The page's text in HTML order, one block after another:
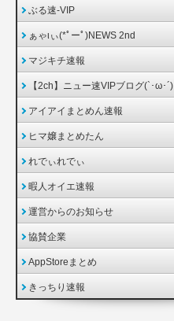
ぶる速-VIP
ぁゃιぃ(*ﾟーﾟ)NEWS 2nd
マジキチ速報
【2ch】ニュー速VIPブログ(`･ω･´)
アイアイまとめん速報
ヒマ嬢まとめたん
れでぃれでぃ
暇人オイエ速報
運営からのお知らせ
協賛企業
AppStoreまとめ
きっちり速報